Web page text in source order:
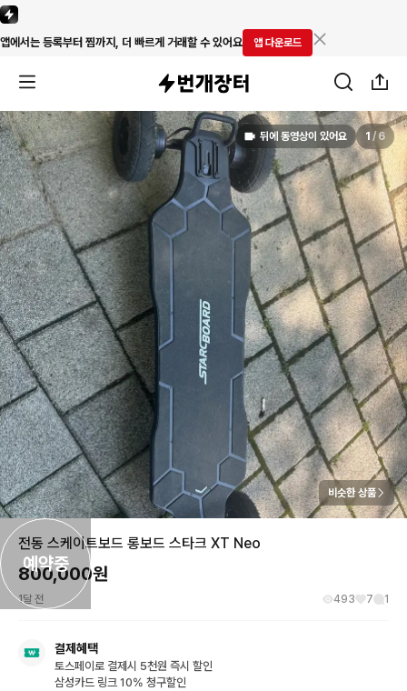
앱에서는 등록부터 찜까지, 더 빠르게 거래할 수 있어요 앱 다운로드
예약중
뒤에 동영상이 있어요 1 / 6
비슷한 상품
전동 스케이트보드 롱보드 스타크 XT Neo
800,000원
1달 전 493 7 1
결제혜택
토스페이로 결제시 5천원 즉시 할인
삼성카드 링크 10% 청구할인